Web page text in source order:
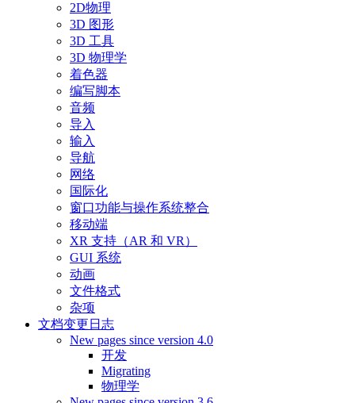
2D物理
3D 图形
3D 工具
3D 物理学
着色器
编写脚本
音频
导入
输入
导航
网络
国际化
窗口功能与操作系统整合
移动端
XR 支持（AR 和 VR）
GUI 系统
动画
文件格式
杂项
文档变更日志
New pages since version 4.0
开发
Migrating
物理学